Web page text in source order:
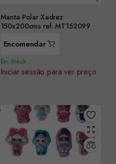
Manta Polar Xadrez
150x200cms ref. MT152099
Encomendar
Em Stock
Iniciar sessão para ver preço